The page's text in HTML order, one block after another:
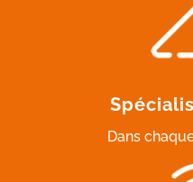
Dans